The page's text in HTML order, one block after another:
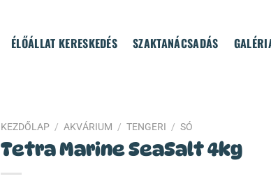
ÉLŐÁLLAT KERESKEDÉS SZAKTANÁCSADÁS
KEZDŐLAP / AKVÁRIUM / TENGERI / SÓ
Tetra Marine SeaSalt 4kg